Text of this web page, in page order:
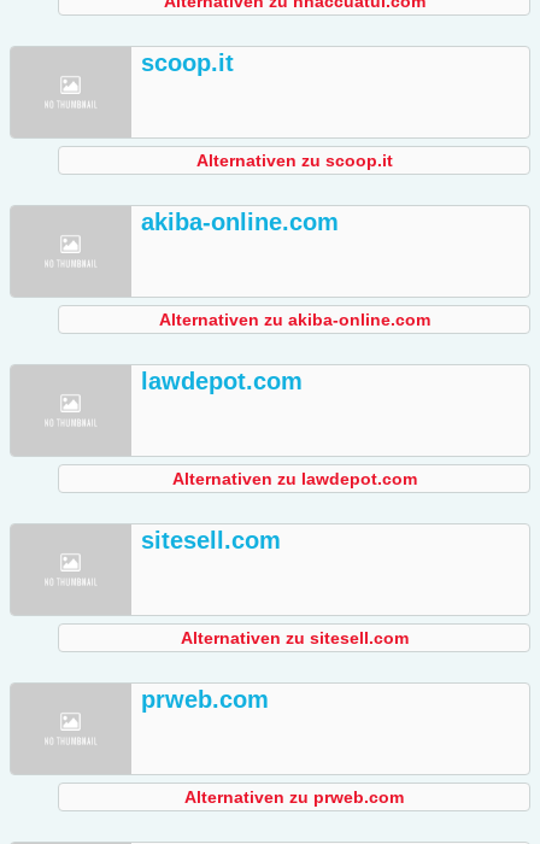
scoop.it
Alternativen zu scoop.it
akiba-online.com
Alternativen zu akiba-online.com
lawdepot.com
Alternativen zu lawdepot.com
sitesell.com
Alternativen zu sitesell.com
prweb.com
Alternativen zu prweb.com